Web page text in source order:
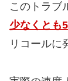
このトラブ
少なくとも
リコールに